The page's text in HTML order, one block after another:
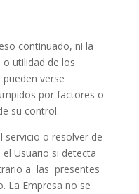
continuado, ni la
o utilidad de los
verse
por factores o
su control.
servicio o resolver de
Usuario si detecta
a las presentes
La Empresa no se